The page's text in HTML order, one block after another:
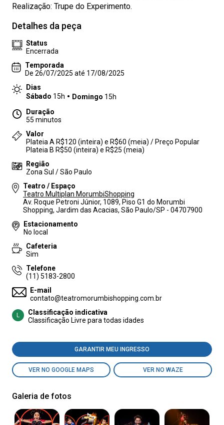
Realização: Trupe do Experimento.
Detalhes da peça
Status
Encerrada
Temporada
De 26/07/2025 até 17/08/2025
Dias
Sábado 15h Domingo 15h
Duração
55 minutos
Valor
Plateia A R$120 (inteira) e R$60 (meia) / Preço Popular
Plateia B R$50 (inteira) e R$25 (meia)
Região
Zona Sul / São Paulo
Teatro / Espaço
Teatro Multiplan MorumbiShopping
Av. Roque Petroni Júnior, 1089, Piso G1 do Morumbi
Shopping, Jardim das Acacias, São Paulo/SP - 04707900
Estacionamento
No local
Cafeteria
Sim
Telefone
(11) 5183-2800
E-mail
contato@teatromorumbishopping.com.br
L
Classificação indicativa
Classificação Livre para todas idades
GARANTIR MEU INGRESSO
VER NO GOOGLE MAPS VER NO WAZE
Galeria de fotos